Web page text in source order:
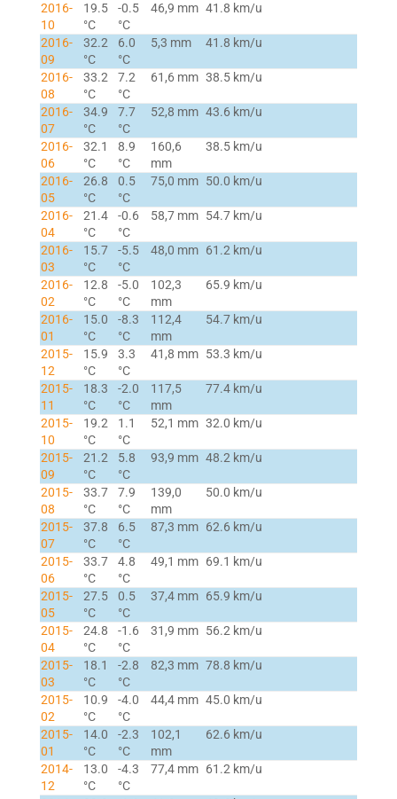
2016-
10
19.5
°C
-0.5
°C
46,9 mm 41.8 km/u
2016-
09
32.2
°C
6.0
°C
5,3 mm 41.8 km/u
2016-
08
33.2
°C
7.2
°C
61,6 mm 38.5 km/u
2016-
07
34.9
°C
7.7
°C
52,8 mm 43.6 km/u
2016-
06
32.1
°C
8.9
°C
160,6
mm
38.5 km/u
2016-
05
26.8
°C
0.5
°C
75,0 mm 50.0 km/u
2016-
04
21.4
°C
-0.6
°C
58,7 mm 54.7 km/u
2016-
03
15.7
°C
-5.5
°C
48,0 mm 61.2 km/u
2016-
02
12.8
°C
-5.0
°C
102,3
mm
65.9 km/u
2016-
01
15.0
°C
-8.3
°C
112,4
mm
54.7 km/u
2015-
12
15.9
°C
3.3
°C
41,8 mm 53.3 km/u
2015-
11
18.3
°C
-2.0
°C
117,5
mm
77.4 km/u
2015-
10
19.2
°C
1.1
°C
52,1 mm 32.0 km/u
2015-
09
21.2
°C
5.8
°C
93,9 mm 48.2 km/u
2015-
08
33.7
°C
7.9
°C
139,0
mm
50.0 km/u
2015-
07
37.8
°C
6.5
°C
87,3 mm 62.6 km/u
2015-
06
33.7
°C
4.8
°C
49,1 mm 69.1 km/u
2015-
05
27.5
°C
0.5
°C
37,4 mm 65.9 km/u
2015-
04
24.8
°C
-1.6
°C
31,9 mm 56.2 km/u
2015-
03
18.1
°C
-2.8
°C
82,3 mm 78.8 km/u
2015-
02
10.9
°C
-4.0
°C
44,4 mm 45.0 km/u
2015-
01
14.0
°C
-2.3
°C
102,1
mm
62.6 km/u
2014-
12
13.0
°C
-4.3
°C
77,4 mm 61.2 km/u